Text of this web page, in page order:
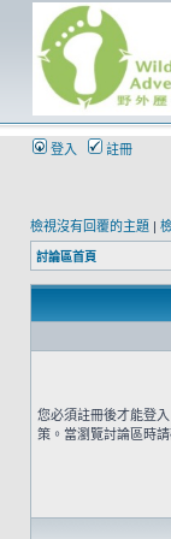
登入 註冊
檢視沒有回覆的主題 |
討論區首頁
您必須註冊後才能登
策。當瀏覽討論區時